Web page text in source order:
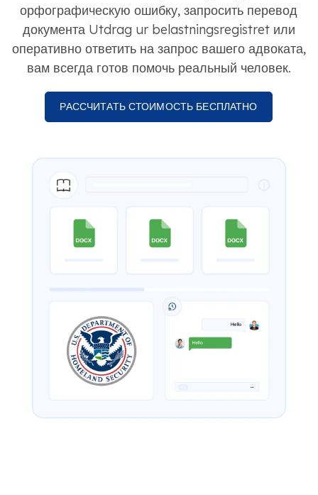
орфографическую ошибку, запросить перевод
документа Utdrag ur belastningsregistret или
оперативно ответить на запрос вашего адвоката,
вам всегда готов помочь реальный человек.
РАССЧИТАТЬ СТОИМОСТЬ БЕСПЛАТНО